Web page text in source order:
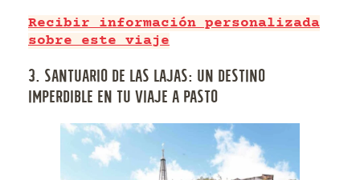
Recibir información personalizada
sobre este viaje
3. SANTUARIO DE LAS LAJAS: UN DESTINO
IMPERDIBLE EN TU VIAJE A PASTO